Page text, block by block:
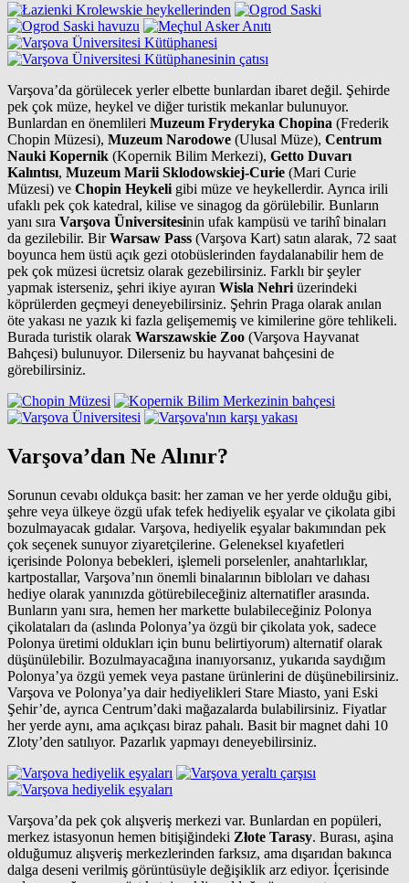
Varşova’da görülecek yerler elbette bunlardan ibaret değil. Şehirde
pek çok müze, heykel ve diğer turistik mekanlar bulunuyor.
Bunlardan en önemlileri Muzeum Fryderyka Chopina (Frederik
Chopin Müzesi), Muzeum Narodowe (Ulusal Müze), Centrum
Nauki Kopernik (Kopernik Bilim Merkezi), Getto Duvarı
Kalıntısı, Muzeum Marii Sklodowskiej-Curie (Mari Curie
Müzesi) ve Chopin Heykeli gibi müze ve heykellerdir. Ayrıca irili
ufaklı pek çok katedral, kilise ve sinagog da görülebilir. Bunların
yanı sıra Varşova Üniversitesinin ufak kampüsü ve tarihî binaları
da gezilebilir. BirWarsaw Pass (Varşova Kart) satın alarak, 72 saat
boyunca hem üstü açık gezi otobüslerinden faydalanabilir hem de
pek çok müzesi ücretsiz olarak gezebilirsiniz. Farklı bir şeyler
yapmak isterseniz, şehri ikiye ayıran Wisla Nehri üzerindeki
köprülerden geçmeyi deneyebilirsiniz. Şehrin Praga olarak anılan
öte yakası ne yazık ki fazla gelişememiş ve kimilerine göre tehlikeli.
Burada turistik olarak Warszawskie Zoo (Varşova Hayvanat
Bahçesi) bulunuyor. Dilerseniz bu hayvanat bahçesini de
görebilirsiniz.
Varşova’dan Ne Alınır?
Sorunun cevabı oldukça basit: her zaman ve her yerde olduğu gibi,
şehre veya ülkeye özgü ufak tefek hediyelik eşyalar ve çikolata gibi
bozulmayacak gıdalar. Varşova, hediyelik eşyalar bakımından pek
çok seçenek sunuyor ziyaretçilerine. Geleneksel kıyafetleri
içerisinde Polonya bebekleri, işlemeli porselenler, anahtarlıklar,
kartpostallar, Varşova’nın önemli binalarının bibloları ve dahası
hediye olarak yanınızda götürebileceğiniz alternatifler arasında.
Bunların yanı sıra, hemen her markette bulabileceğiniz Polonya
çikolataları da (aslında Polonya’ya özgü bir çikolata yok, sadece
Polonya üretimi oldukları için bunu belirtiyorum) alternatif olarak
düşünülebilir. Bozulmayacağına inanıyorsanız, yukarıda saydığım
Polonya’ya özgü yemek veya pastane ürünlerini de düşünebilirsiniz.
Varşova ve Polonya’ya dair hediyelikleri Stare Miasto, yani Eski
Şehir’de, ayrıca Centrum’daki mağazalarda bulabilirsiniz. Fiyatlar
her yerde aynı, ama açıkçası biraz pahalı. Basit bir magnet dahi 10
Zloty’den satılıyor. Pazarlık yapmayı deneyebilirsiniz.
Varşova’da pek çok alışveriş merkezi var. Bunlardan en popüleri,
merkez istasyonun hemen bitişiğindeki Złote Tarasy. Burası, aşina
olduğumuz alışveriş merkezlerinden farksız, ama dışarıdan bakınca
dalga deseni verilmiş görüntüsüyle değişiklik arz ediyor. İçerisinde